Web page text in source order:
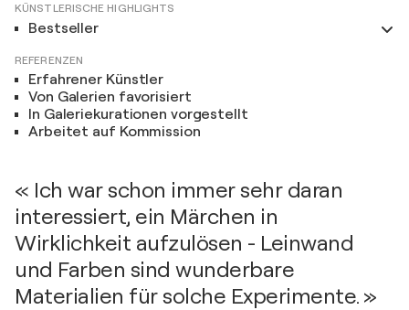
KÜNSTLERISCHE HIGHLIGHTS
Bestseller
REFERENZEN
Erfahrener Künstler
Von Galerien favorisiert
In Galeriekurationen vorgestellt
Arbeitet auf Kommission
« Ich war schon immer sehr daran
interessiert, ein Märchen in
Wirklichkeit aufzulösen - Leinwand
und Farben sind wunderbare
Materialien für solche Experimente. »